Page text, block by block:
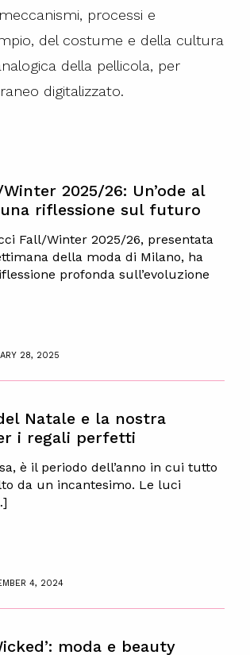
processi e
del costume e della cultura
della pellicola, per
digitalizzato.
2025/26: Un’ode al
riflessione sul futuro
Fall/Winter 2025/26, presentata
della moda di Milano, ha
profonda sull’evoluzione
28, 2025
Natale e la nostra
i regali perfetti
è il periodo dell’anno in cui tutto
da un incantesimo. Le luci
4, 2024
moda e beauty